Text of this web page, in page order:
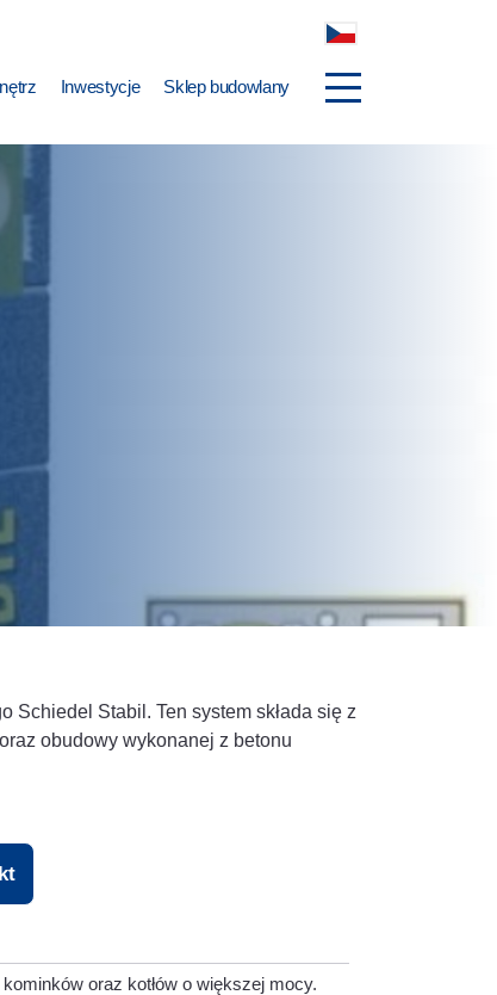
Inwestycje Sklep budowlany
Schiedel Stabil. Ten system składa się z
obudowy wykonanej z betonu
oraz kotłów o większej mocy.